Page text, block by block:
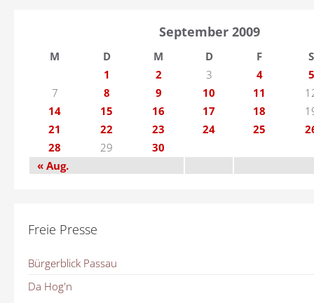
September 2009
M D M D F
S
1
2 3 4
5
7
8 9 10 11
14
15 16 17 18
21
22 23 24 25
28
29
30
« Aug.
Freie Presse
Bürgerblick Passau
Da Hog'n